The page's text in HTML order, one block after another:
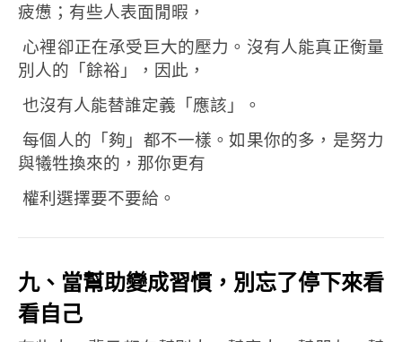
疲憊； 有些人表面閒暇，
心裡卻正在承受巨大的壓力。 沒有人能真正衡量
別人的「餘裕」， 因此，
也沒有人能替誰定義「應該」。
每個人的「夠」都不一樣。如果你的多，是努力
與犧牲換來的， 那你更有
權利選擇要不要給。
九、當幫助變成習慣，別忘了停下來看
看自己